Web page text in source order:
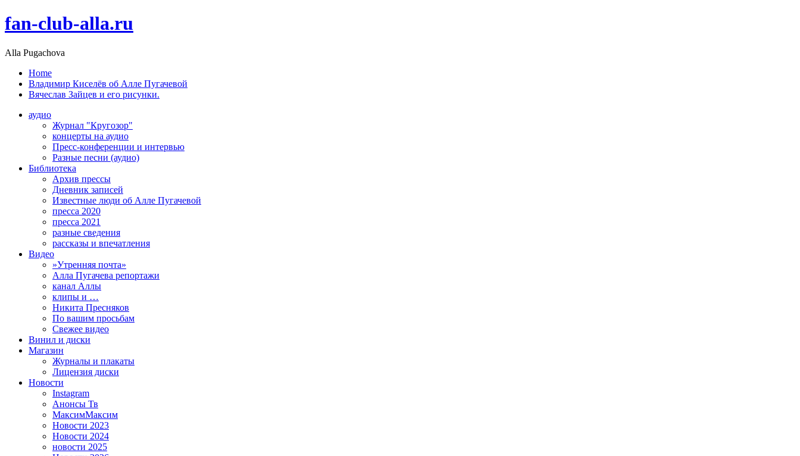
fan-club-alla.ru
Alla Pugachova
Home
Владимир Киселёв об Алле Пугачевой
Вячеслав Зайцев и его рисунки.
аудио
Журнал "Кругозор"
концерты на аудио
Пресс-конференции и интервью
Разные песни (аудио)
Библиотека
Архив прессы
Дневник записей
Известные люди об Алле Пугачевой
пресса 2020
пресса 2021
разные сведения
рассказы и впечатления
Видео
»Утренняя почта»
Алла Пугачева репортажи
канал Аллы
клипы и …
Никита Пресняков
По вашим просьбам
Свежее видео
Винил и диски
Магазин
Журналы и плакаты
Лицензия диски
Новости
Instagram
Анонсы Тв
МаксимМаксим
Новости 2023
Новости 2024
новости 2025